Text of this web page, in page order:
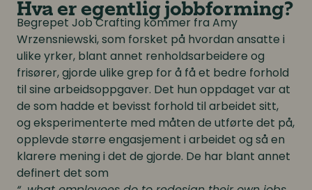
Hva er egentlig jobbforming?
Begrepet Job Crafting kommer fra Amy
Wrzensniewski, som forsket på hvordan ansatte i
ulike yrker, blant annet renholdsarbeidere og
frisører, gjorde ulike grep for å få et bedre forhold
til sine arbeidsoppgaver. Det hun oppdaget var at
de som hadde et bevisst forhold til arbeidet sitt,
og eksperimenterte med måten de utførte det på,
opplevde større engasjement i arbeidet og så en
klarere mening i det de gjorde. De har blant annet
definert det som